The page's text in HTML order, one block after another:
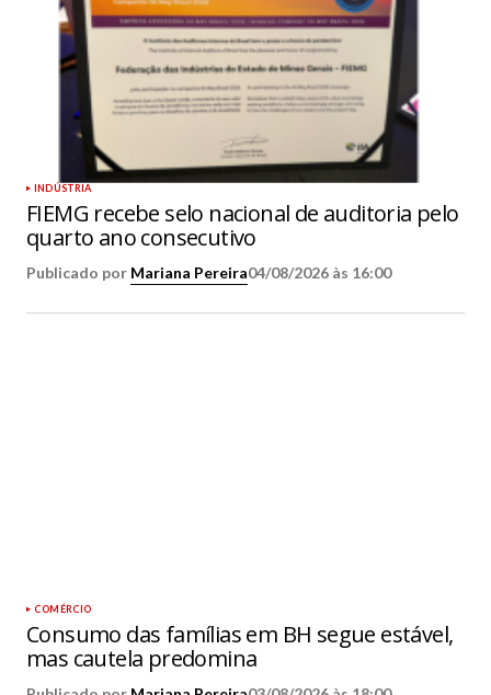
INDÚSTRIA
FIEMG recebe selo nacional de auditoria pelo
quarto ano consecutivo
Publicado por Mariana Pereira04/08/2026 às 16:00
COMÉRCIO
Consumo das famílias em BH segue estável,
mas cautela predomina